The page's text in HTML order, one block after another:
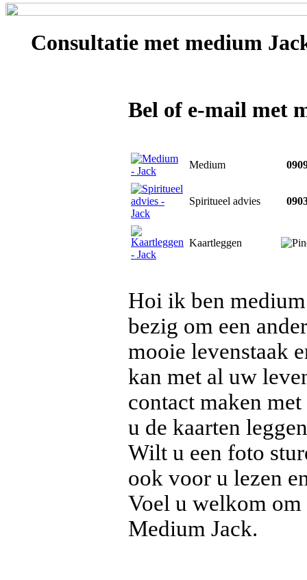
Consultatie met medium
Bel of e-mail met
Medium
Spiritueel advies
Kaartleggen
Hoi ik ben
bezig om een
mooie levenstaak
kan met al uw
contact maken
u de kaarten
Wilt u een foto
ook voor u lezen
Voel u welkom
Medium Jack.